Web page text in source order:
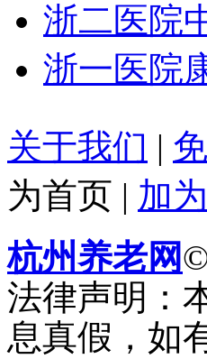
浙二医院
浙一医院
关于我们 |
为首页 | 加
杭州养老网
法律声明：
息真假，如